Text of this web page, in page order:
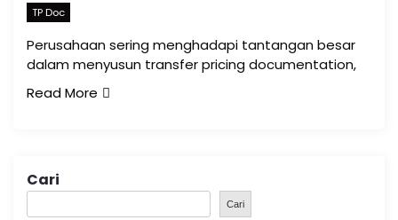
TP Doc
Perusahaan sering menghadapi tantangan besar
dalam menyusun transfer pricing documentation,
Read More
Cari
Cari